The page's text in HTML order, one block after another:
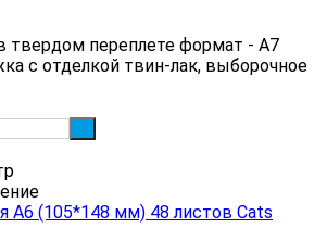
твердом переплете формат - А7
с отделкой твин-лак, выборочное